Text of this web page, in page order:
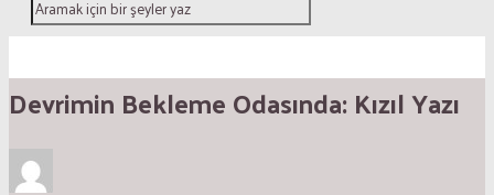
Devrimin Bekleme Odasında: Kızıl Yazı